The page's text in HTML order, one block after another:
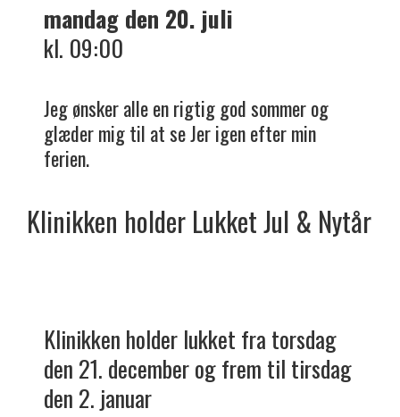
mandag den 20. juli
kl. 09:00
Jeg ønsker alle en rigtig god sommer og
glæder mig til at se Jer igen efter min
ferien.
Klinikken holder LukketJul & Nytår
Klinikken holder lukket fra torsdag
den 21. december og frem til tirsdag
den 2. januar